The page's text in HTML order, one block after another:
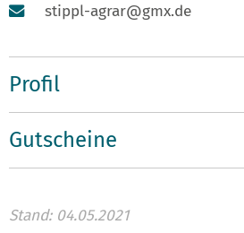
stippl-agrar@gmx.de
Profil
Gutscheine
Stand: 04.05.2021